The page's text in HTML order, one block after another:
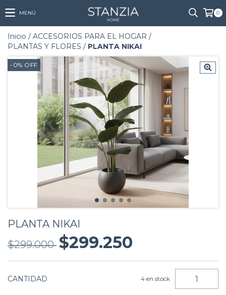
MENÚ 0
Inicio / ACCESORIOS PARA EL HOGAR /
PLANTAS Y FLORES / PLANTA NIKAI
-0% OFF
PLANTA NIKAI
$299.000 $299.250
CANTIDAD 4 en stock